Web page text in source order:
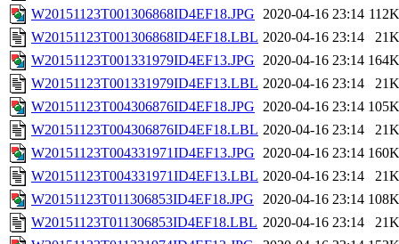
W20151123T001306868ID4EF18.JPG 2020-04-16 23:14 112K
W20151123T001306868ID4EF18.LBL 2020-04-16 23:14
21K
W20151123T001331979ID4EF13.JPG 2020-04-16 23:14 164K
W20151123T001331979ID4EF13.LBL 2020-04-16 23:14
21K
W20151123T004306876ID4EF18.JPG 2020-04-16 23:14 105K
W20151123T004306876ID4EF18.LBL 2020-04-16 23:14
21K
W20151123T004331971ID4EF13.JPG 2020-04-16 23:14 160K
W20151123T004331971ID4EF13.LBL 2020-04-16 23:14
21K
W20151123T011306853ID4EF18.JPG
2020-04-16 23:14 108K
W20151123T011306853ID4EF18.LBL 2020-04-16 23:14
21K